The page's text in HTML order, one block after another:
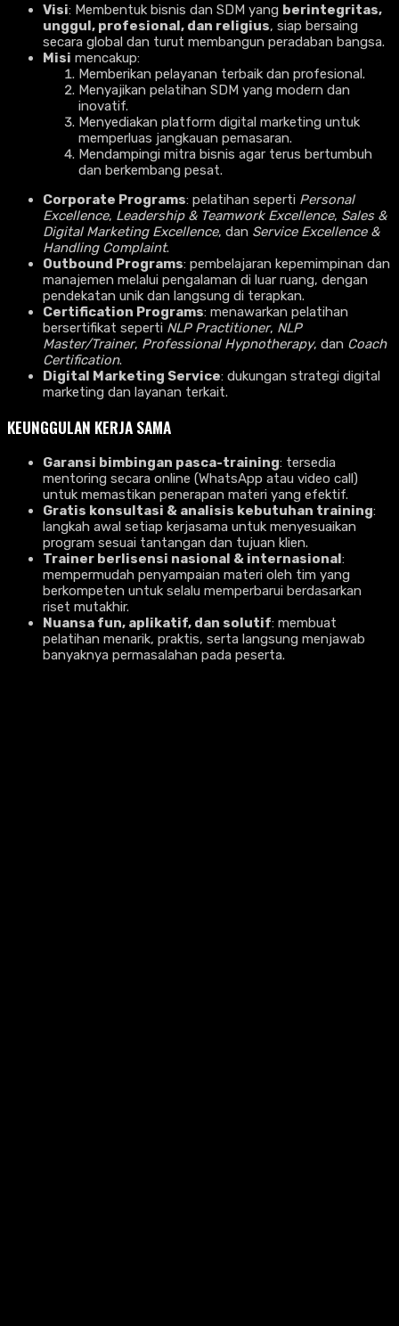
Visi: Membentuk bisnis dan SDM yang berintegritas,
unggul, profesional, dan religius, siap bersaing
secara global dan turut membangun peradaban bangsa.
Misi mencakup:
Memberikan pelayanan terbaik dan profesional.
Menyajikan pelatihan SDM yang modern dan
inovatif.
Menyediakan platform digital marketing untuk
memperluas jangkauan pemasaran.
Mendampingi mitra bisnis agar terus bertumbuh
dan berkembang pesat.
Corporate Programs: pelatihan seperti Personal
Excellence, Leadership & Teamwork Excellence, Sales &
Digital Marketing Excellence, dan Service Excellence &
Handling Complaint.
Outbound Programs: pembelajaran kepemimpinan dan
manajemen melalui pengalaman di luar ruang, dengan
pendekatan unik dan langsung di terapkan.
Certification Programs: menawarkan pelatihan
bersertifikat seperti NLP Practitioner, NLP
Master/Trainer, Professional Hypnotherapy, dan Coach
Certification.
Digital Marketing Service: dukungan strategi digital
marketing dan layanan terkait.
KEUNGGULAN KERJA SAMA
Garansi bimbingan pasca-training: tersedia
mentoring secara online (WhatsApp atau video call)
untuk memastikan penerapan materi yang efektif.
Gratis konsultasi & analisis kebutuhan training:
langkah awal setiap kerjasama untuk menyesuaikan
program sesuai tantangan dan tujuan klien.
Trainer berlisensi nasional & internasional:
mempermudah penyampaian materi oleh tim yang
berkompeten untuk selalu memperbarui berdasarkan
riset mutakhir.
Nuansa fun, aplikatif, dan solutif: membuat
pelatihan menarik, praktis, serta langsung menjawab
banyaknya permasalahan pada peserta.